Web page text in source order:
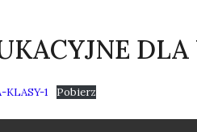
DLA
1 Pobierz